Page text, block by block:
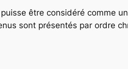
être considéré comme
sont présentés par ordre